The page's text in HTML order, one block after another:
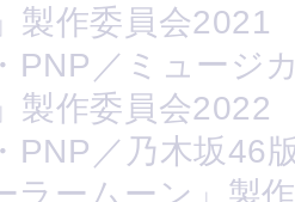
製作委員会2021
PNP／ミュージ
製作委員会2022
PNP／乃木坂46